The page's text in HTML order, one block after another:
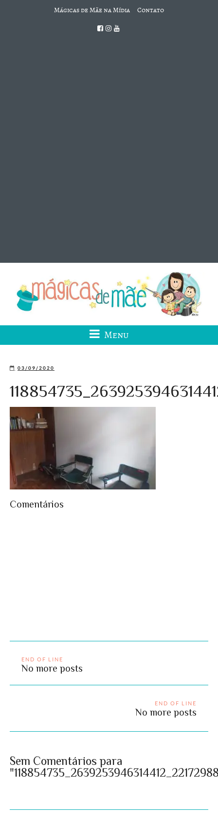
Mágicas de Mãe na Mídia Contato
Menu
03/09/2020
Comentários
END OF LINE
No more posts
END OF LINE
No more posts
Sem Comentários para